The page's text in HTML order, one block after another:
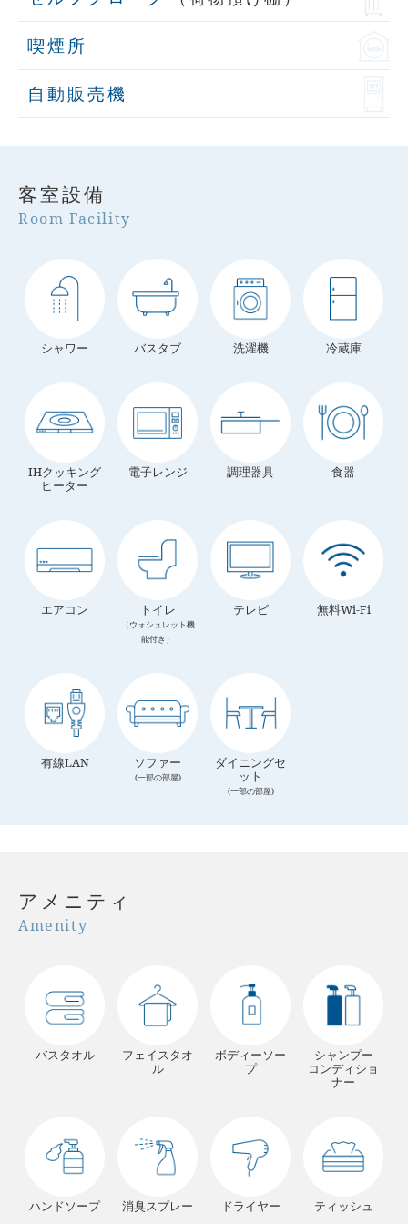
喫煙所
自動販売機
客室設備
Room Facility
シャワー バスタブ 洗濯機 冷蔵庫
IHクッキング
ヒーター
電子レンジ 調理器具 食器
エアコン トイレ
（ウォシュレット機
能付き）
テレビ 無料Wi-Fi
有線LAN ソファー
(一部の部屋)
ダイニングセ
ット
(一部の部屋)
アメニティ
Amenity
バスタオル
フェイスタオ
ル
ボディーソー
プ
シャンプー
コンディショ
ナー
ハンドソープ 消臭スプレー ドライヤー ティッシュ